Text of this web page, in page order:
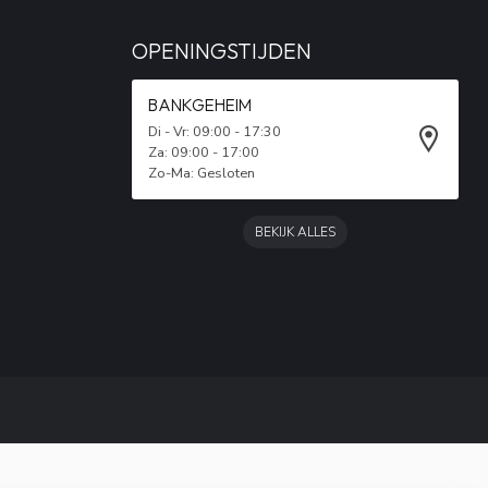
OPENINGSTIJDEN
BANKGEHEIM
Di - Vr: 09:00 - 17:30
Za: 09:00 - 17:00
Zo-Ma: Gesloten
BEKIJK ALLES